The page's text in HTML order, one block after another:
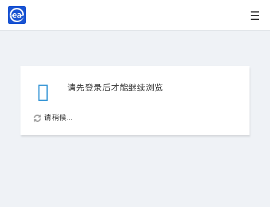
请先登录后才能继续浏览
请稍候...